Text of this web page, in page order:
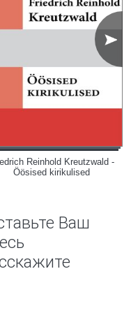
Reinhold Kreutzwald -
Öösised kirikulised
Ваш